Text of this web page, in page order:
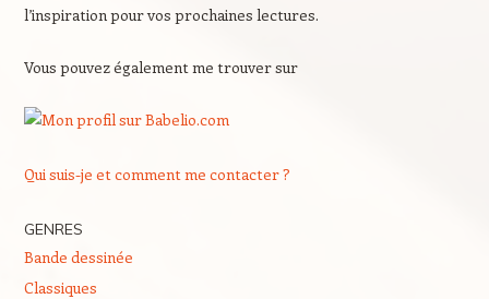
l’inspiration pour vos prochaines lectures.
Vous pouvez également me trouver sur
Qui suis-je et comment me contacter ?
GENRES
Bande dessinée
Classiques